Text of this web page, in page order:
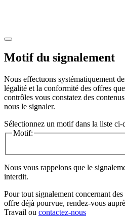
Motif du signalement
Nous effectuons systématiquement
légalité et la conformité des offres
contrôles vous constatez des
nous le signaler.
Sélectionnez un motif dans la liste ci-
Motif:
Nous vous rappelons que le
interdit.
Pour tout signalement concernant des
offre déjà pourvue, rendez-vous
Travail ou contactez-nous